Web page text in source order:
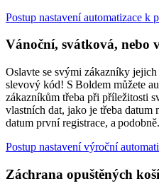
Postup nastavení automatizace k
Vánoční, svátková, nebo
Oslavte se svými zákazníky
slevový kód! S Boldem můžete
zákazníkům třeba při příležitosti
vlastních dat, jako je třeba datum
datum první registrace, a podobně.
Postup nastavení výroční
Záchrana opuštěných